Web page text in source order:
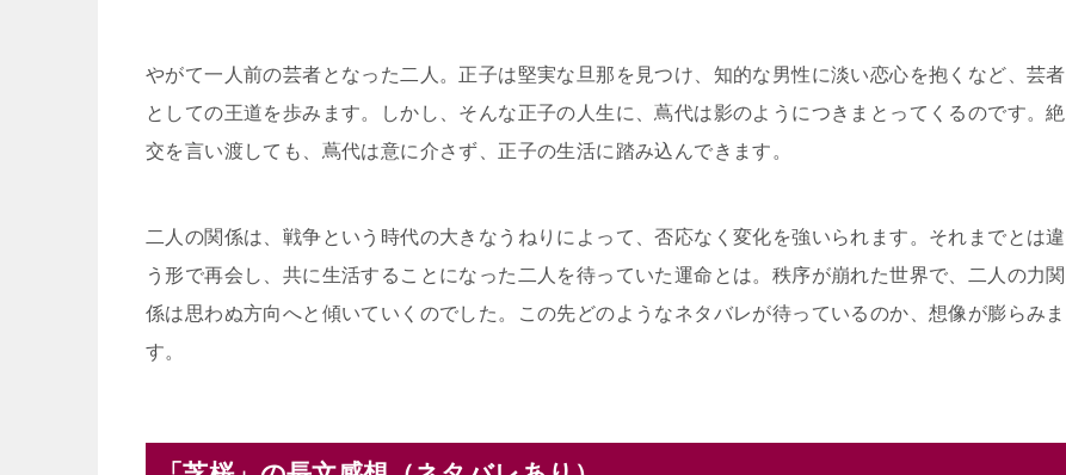
やがて一人前の芸者となった二人。正子は堅実な旦那を見つけ、知的な男性に淡い恋心を抱くなど、芸者
としての王道を歩みます。しかし、そんな正子の人生に、蔦代は影のようにつきまとってくるのです。絶
交を言い渡しても、蔦代は意に介さず、正子の生活に踏み込んできます。
二人の関係は、戦争という時代の大きなうねりによって、否応なく変化を強いられます。それまでとは違
う形で再会し、共に生活することになった二人を待っていた運命とは。秩序が崩れた世界で、二人の力関
係は思わぬ方向へと傾いていくのでした。この先どのようなネタバレが待っているのか、想像が膨らみま
す。